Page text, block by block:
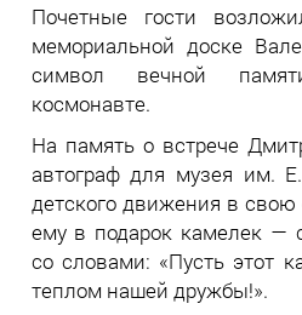
Почетные гости
мемориальной доске
символ вечной
космонавте.
На память о встрече
автограф для музея им.
детского движения в свою
ему в подарок камелек —
со словами: «Пусть этот
теплом нашей дружбы!».